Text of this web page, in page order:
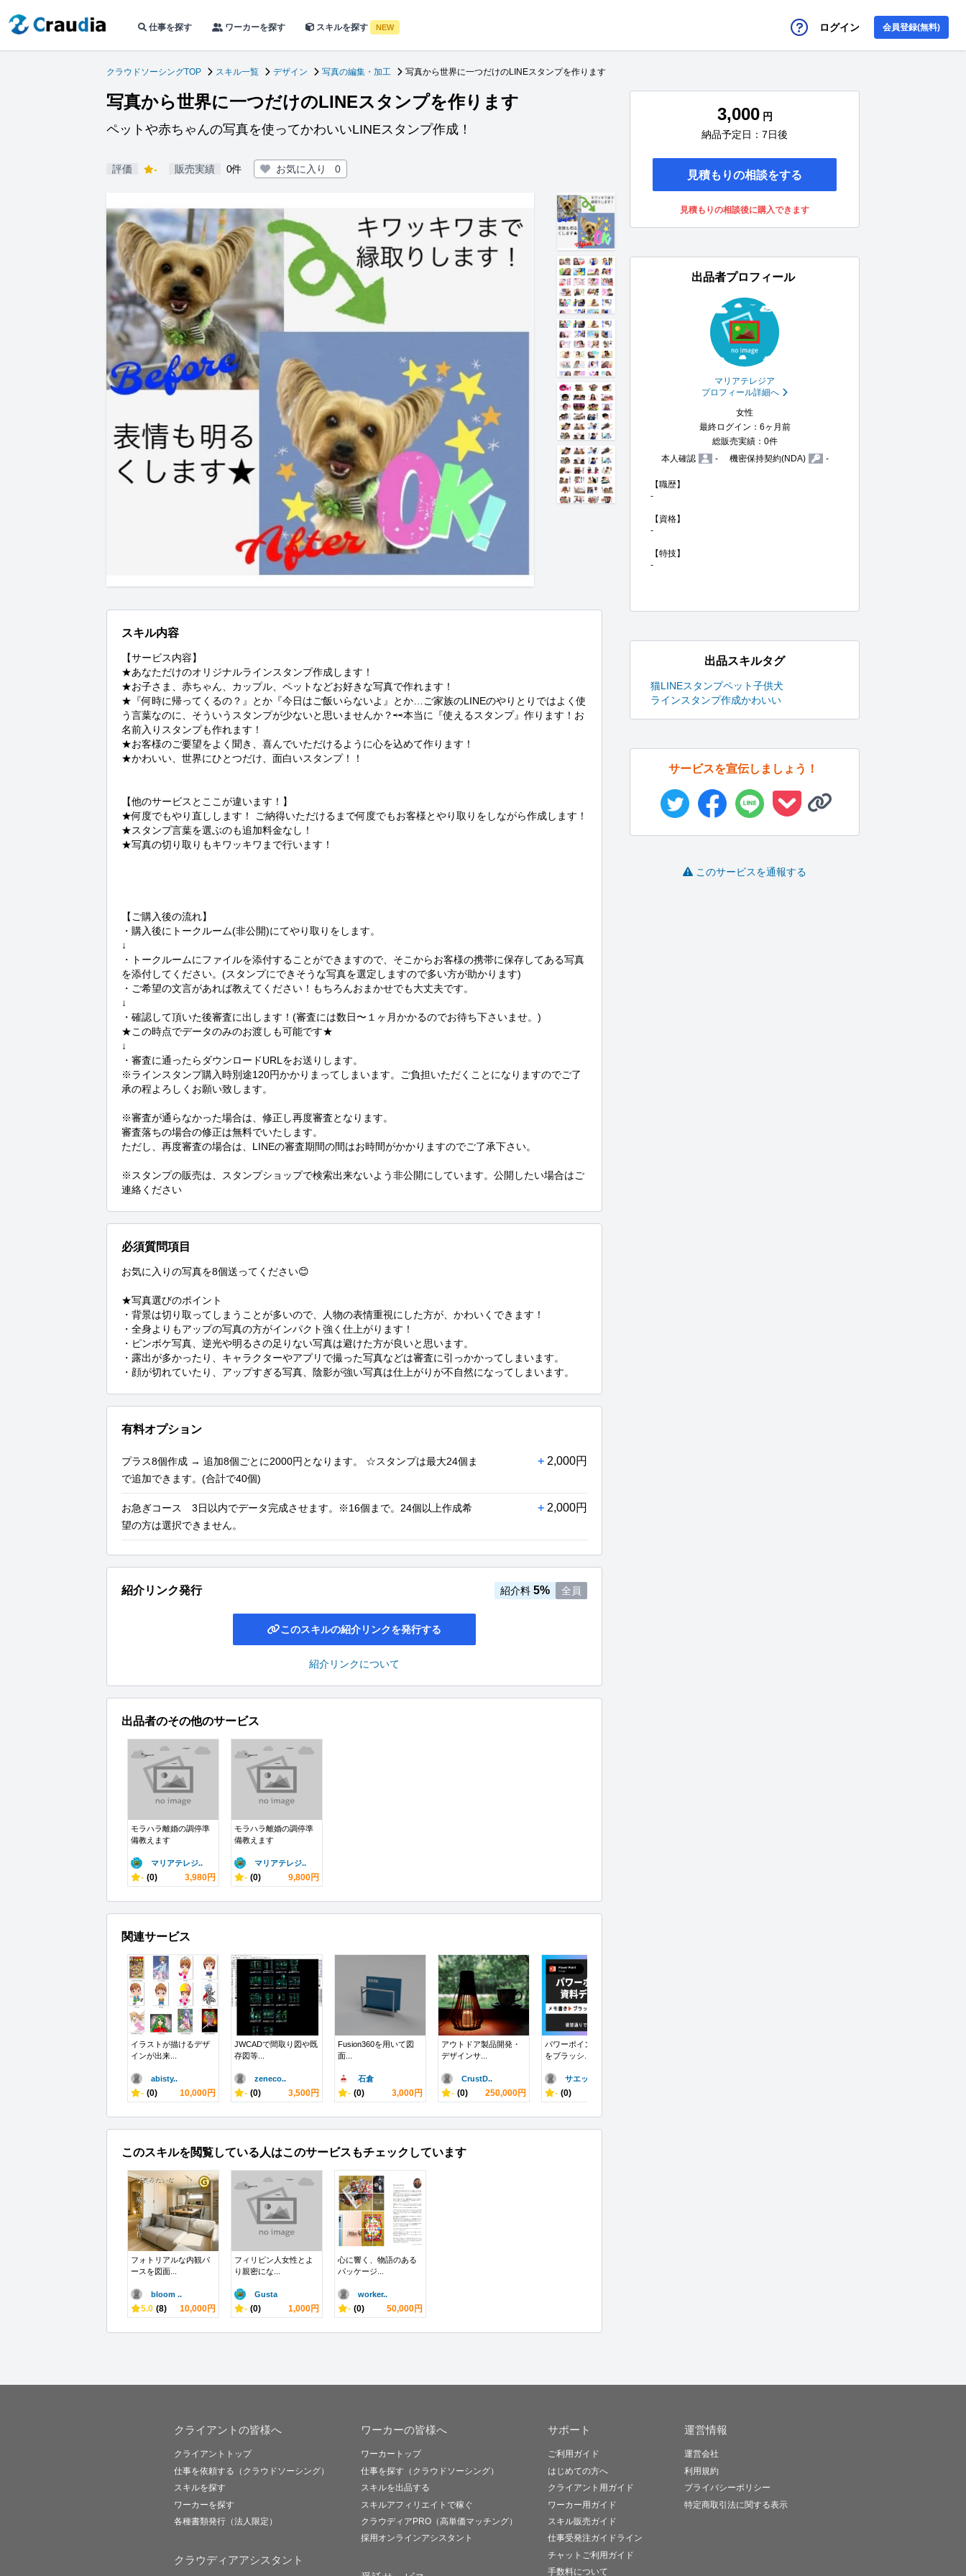
仕事を探す ワーカーを探す スキルを探す NEW ログイン 会員登録(無料)
クラウドソーシングTOP スキル一覧 デザイン 写真の編集・加工 写真から世界に一つだけのLINEスタンプを作ります
写真から世界に一つだけのLINEスタンプを作ります
ペットや赤ちゃんの写真を使ってかわいいLINEスタンプ作成！
評価 - 販売実績 0件 お気に入り 0
スキル内容
【サービス内容】
★あなただけのオリジナルラインスタンプ作成します！
★お子さま、赤ちゃん、カップル、ペットなどお好きな写真で作れます！
★『何時に帰ってくるの？』とか『今日はご飯いらないよ』とか…ご家族のLINEのやりとりではよく使
う言葉なのに、そういうスタンプが少ないと思いませんか？⇨⇨本当に『使えるスタンプ』作ります！お
名前入りスタンプも作れます！
★お客様のご要望をよく聞き、喜んでいただけるように心を込めて作ります！
★かわいい、世界にひとつだけ、面白いスタンプ！！
【他のサービスとここが違います！】
★何度でもやり直しします！ ご納得いただけるまで何度でもお客様とやり取りをしながら作成します！
★スタンプ言葉を選ぶのも追加料金なし！
★写真の切り取りもキワッキワまで行います！
【ご購入後の流れ】
・購入後にトークルーム(非公開)にてやり取りをします。
↓
・トークルームにファイルを添付することができますので、そこからお客様の携帯に保存してある写真
を添付してください。(スタンプにできそうな写真を選定しますので多い方が助かります)
・ご希望の文言があれば教えてください！もちろんおまかせでも大丈夫です。
↓
・確認して頂いた後審査に出します！(審査には数日〜１ヶ月かかるのでお待ち下さいませ。)
★この時点でデータのみのお渡しも可能です★
↓
・審査に通ったらダウンロードURLをお送りします。
※ラインスタンプ購入時別途120円かかりまってしまいます。ご負担いただくことになりますのでご了
承の程よろしくお願い致します。
※審査が通らなかった場合は、修正し再度審査となります。
審査落ちの場合の修正は無料でいたします。
ただし、再度審査の場合は、LINEの審査期間の間はお時間がかかりますのでご了承下さい。
※スタンプの販売は、スタンプショップで検索出来ないよう非公開にしています。公開したい場合はご
連絡ください
必須質問項目
お気に入りの写真を8個送ってください😊
★写真選びのポイント
・背景は切り取ってしまうことが多いので、人物の表情重視にした方が、かわいくできます！
・全身よりもアップの写真の方がインパクト強く仕上がります！
・ピンボケ写真、逆光や明るさの足りない写真は避けた方が良いと思います。
・露出が多かったり、キャラクターやアプリで撮った写真などは審査に引っかかってしまいます。
・顔が切れていたり、アップすぎる写真、陰影が強い写真は仕上がりが不自然になってしまいます。
有料オプション
プラス8個作成 → 追加8個ごとに2000円となります。 ☆スタンプは最大24個ま
で追加できます。(合計で40個)
+ 2,000円
お急ぎコース 3日以内でデータ完成させます。※16個まで。24個以上作成希
望の方は選択できません。
+ 2,000円
紹介リンク発行 紹介料 5% 全員
このスキルの紹介リンクを発行する
紹介リンクについて
出品者のその他のサービス
モラハラ離婚の調停準
備教えます
マリアテレジ..
- (0) 3,980円
モラハラ離婚の調停準
備教えます
マリアテレジ..
- (0) 9,800円
関連サービス
イラストが描けるデザ
インが出来...
abisty..
- (0) 10,000円
JWCADで間取り図や既
存図等...
zeneco..
- (0) 3,500円
Fusion360を用いて図
面...
石倉
- (0) 3,000円
アウトドア製品開発・
デザインサ...
CrustD..
- (0) 250,000円
パワーポイントの資料
をブラッシ...
サエッキー
- (0)
このスキルを閲覧している人はこのサービスもチェックしています
フォトリアルな内観パ
ースを図面...
bloom ..
5.0 (8) 10,000円
フィリピン人女性とよ
り親密にな...
Gusta
- (0) 1,000円
心に響く、物語のある
パッケージ...
worker..
- (0) 50,000円
3,000 円
納品予定日：7日後
見積もりの相談をする
見積もりの相談後に購入できます
出品者プロフィール
マリアテレジア
プロフィール詳細へ
女性
最終ログイン：6ヶ月前
総販売実績：0件
本人確認
- 機密保持契約(NDA) -
【職歴】
-
【資格】
-
【特技】
-
出品スキルタグ
猫LINEスタンプペット子供犬
ラインスタンプ作成かわいい
サービスを宣伝しましょう！
このサービスを通報する
クライアントの皆様へ
クライアントトップ
仕事を依頼する（クラウドソーシング）
スキルを探す
ワーカーを探す
各種書類発行（法人限定）
クラウディアアシスタント
ワーカーの皆様へ
ワーカートップ
仕事を探す（クラウドソーシング）
スキルを出品する
スキルアフィリエイトで稼ぐ
クラウディアPRO（高単価マッチング）
採用オンラインアシスタント
サポート
ご利用ガイド
はじめての方へ
クライアント用ガイド
ワーカー用ガイド
スキル販売ガイド
仕事受発注ガイドライン
チャットご利用ガイド
手数料について
運営情報
運営会社
利用規約
プライバシーポリシー
特定商取引法に関する表示